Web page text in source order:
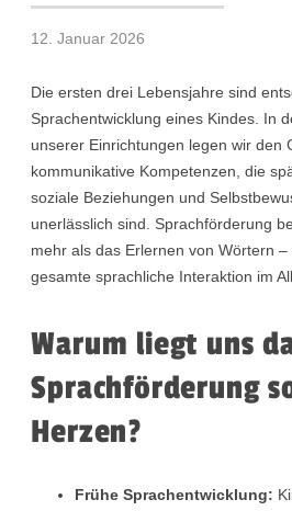
12. Januar 2026
Die ersten drei Lebensjahre sind
Sprachentwicklung eines Kindes. In
unserer Einrichtungen legen wir den
kommunikative Kompetenzen, die
soziale Beziehungen und
unerlässlich sind. Sprachförderung
mehr als das Erlernen von Wörtern –
gesamte sprachliche Interaktion im
Warum liegt uns
Sprachförderung
Herzen?
Frühe Sprachentwicklung: